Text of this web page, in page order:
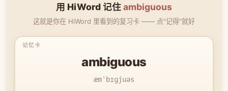
用 HiWord 记住ambiguous
这就是你在 HiWord 里看到的复习卡 —— 点"记得"就好
ambiguous
æmˈbɪɡjuəs